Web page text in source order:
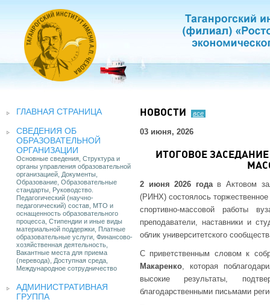
ГЛАВНАЯ СТРАНИЦА
СВЕДЕНИЯ ОБ
ОБРАЗОВАТЕЛЬНОЙ
ОРГАНИЗАЦИИ
Основные сведения, Структура и
органы управления образовательной
организацией, Документы,
Образование, Образовательные
стандарты, Руководство.
Педагогический (научно-
педагогический) состав, МТО и
оснащенность образовательного
процесса, Стипендии и иные виды
материальной поддержки, Платные
образовательные услуги, Финансово-
хозяйственная деятельность,
Вакантные места для приема
(перевода), Доступная среда,
Международное сотрудничество
АДМИНИСТРАТИВНАЯ
ГРУППА
НОВОСТИ все
03 июня, 2026
ИТОГОВОЕ
2 июня 2026 годав Актовом
(РИНХ) состоялось
спортивно-массовой работы
преподаватели, наставники и
облик университетского
С приветственным словом к
Макаренко, которая
высокие результаты,
благодарственными письмами